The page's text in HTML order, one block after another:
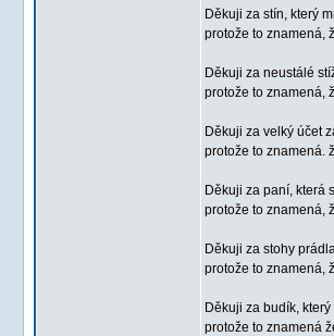
Děkuji za stín, který
protože to znamená,
Děkuji za neustálé
protože to znamená,
Děkuji za velký účet
protože to znamená.
Děkuji za paní, která
protože to znamená,
Děkuji za stohy
protože to znamená,
Děkuji za budík,
protože to znamená